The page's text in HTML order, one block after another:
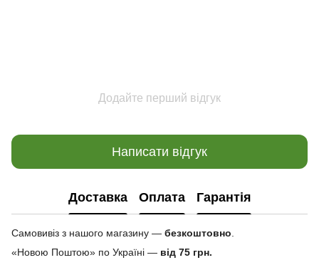
Додайте перший відгук
Написати відгук
Доставка Оплата Гарантія
Самовивіз з нашого магазину — безкоштовно.
«Новою Поштою» по Україні — від 75 грн.